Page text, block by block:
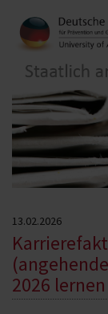
13.02.2026
2026